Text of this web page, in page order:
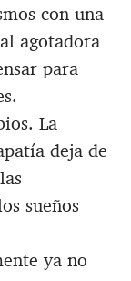
con una
agotadora
para
La
deja de
sueños
ya no